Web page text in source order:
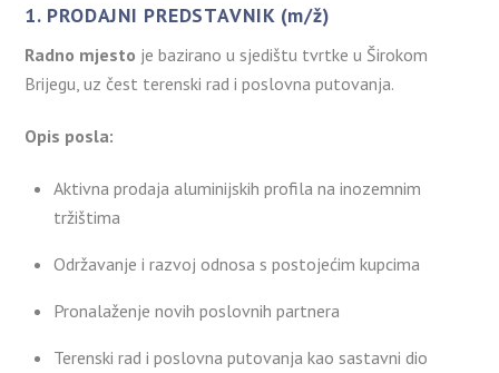
1. PRODAJNI PREDSTAVNIK (m/ž)
Radno mjesto je bazirano u sjedištu tvrtke u Širokom
Brijegu, uz čest terenski rad i poslovna putovanja.
Opis posla:
Aktivna prodaja aluminijskih profila na inozemnim
tržištima
Održavanje i razvoj odnosa s postojećim kupcima
Pronalaženje novih poslovnih partnera
Terenski rad i poslovna putovanja kao sastavni dio